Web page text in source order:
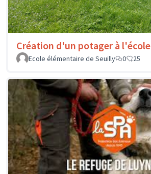
Création d'un potager à l'école
Ecole élémentaire de Seuilly
0 25